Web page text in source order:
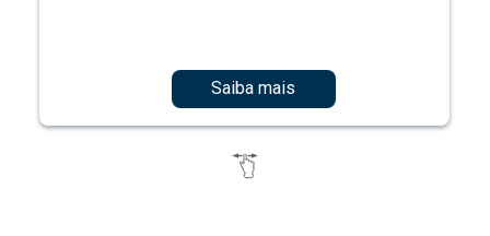
Saiba mais